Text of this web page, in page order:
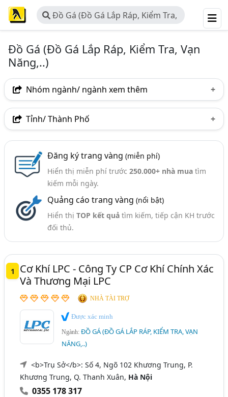
Đồ Gá (Đồ Gá Lắp Ráp, Kiểm Tra,
Vạn Năng,..)
Đồ Gá (Đồ Gá Lắp Ráp, Kiểm Tra, Vạn
Năng,..)
Nhóm ngành/ ngành xem thêm
Ngành nghề
Ngành xem thêm
Cơ Khí - Gia Công Và Chế Tạo (2487)
(139)
Bàn Thao Tác, Bàn Lắp Ráp (99)
Tỉnh/ Thành Phố
Bình Dương
Tp. Đà Nẵng
TP. Hải Phòng
Hưng Yên
Thái Nguyên
Thanh Hóa
Vĩnh Phúc
Bắc Giang
Hà Nam Hải Dương
Long An
Ninh Bình
Đăng ký trang vàng (miễn phí)
Hiển thị miễn phí trước 250.000+ nhà muatìm
kiếm mỗi ngày.
Quảng cáo trang vàng (nổi bật)
Hiển thị TOP kết quảtìm kiếm, tiếp cận KH trước
đối thủ.
1
Cơ Khí LPC - Công Ty CP Cơ Khí Chính Xác
Và Thương Mại LPC
NHÀ TÀI TRỢ
Được xác minh
Ngành:ĐỒ GÁ (ĐỒ GÁ LẮP RÁP, KIỂM TRA, VẠN
NĂNG,..)
<b>Trụ Sở</b>: Số 4, Ngõ 102 Khương Trung, P.
Khương Trung, Q. Thanh Xuân, Hà Nội
0355 178 317